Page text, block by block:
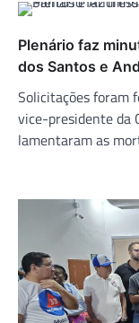
Plenário faz
dos Santos e
Solicitações foram
vice-presidente da
lamentaram as